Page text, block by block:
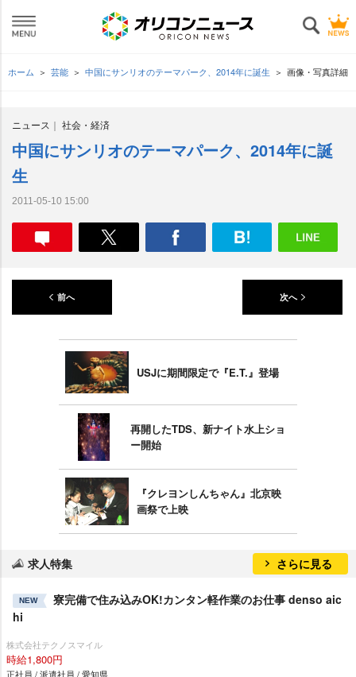
ホーム 芸能 中国にサンリオのテーマパーク、2014年に誕生 画像・写真詳細
ニュース 社会・経済
中国にサンリオのテーマパーク、2014年に誕
生
2011-05-10 15:00
前へ 次へ
USJに期間限定で『E.T.』登場
再開したTDS、新ナイト水上ショ
ー開始
『クレヨンしんちゃん』北京映
画祭で上映
求人特集 さらに見る
NEW
寮完備で住み込みOK!カンタン軽作業のお仕事 denso aic
hi
株式会社テクノスマイル
時給1,800円
正社員 / 派遣社員 / 愛知県